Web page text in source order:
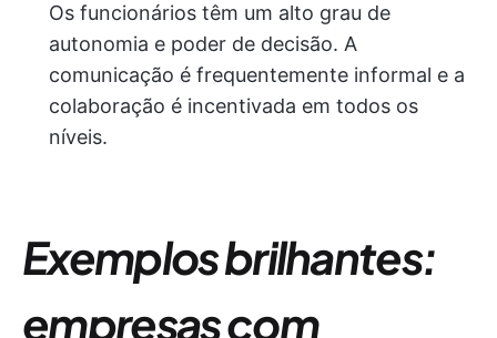
Os funcionários têm um alto grau de
autonomia e poder de decisão. A
comunicação é frequentemente informal e a
colaboração é incentivada em todos os
níveis.
Exemplos brilhantes:
empresas com